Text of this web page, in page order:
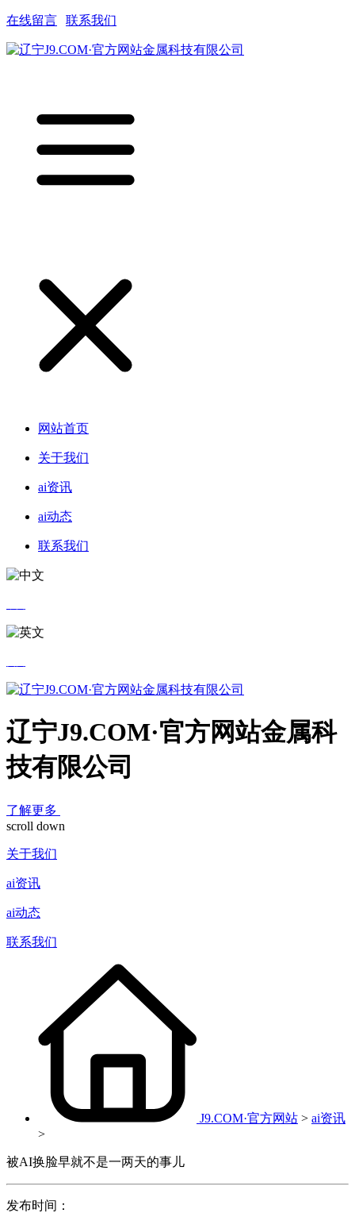
在线留言 联系我们
网站首页
关于我们
ai资讯
ai动态
联系我们
辽宁J9.COM·官方网站金属科
技有限公司
了解更多
scroll down
关于我们
ai资讯
ai动态
联系我们
J9.COM·官方网站 > ai资讯
>
被AI换脸早就不是一两天的事儿
发布时间：